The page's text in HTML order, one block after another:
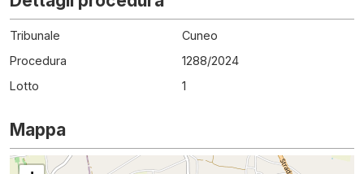
Tribunale
Cuneo
Procedura
1288/2024
Lotto
1
Mappa